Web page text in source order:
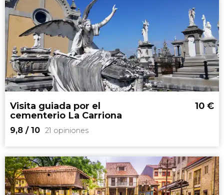
8


125 opiniones
tour de los misterios y leyendas de Avilés
“Jack el Destripador”
Visita guiada por el
cementerio La Carriona
9,8 / 10 21 opiniones
10 €
9,8